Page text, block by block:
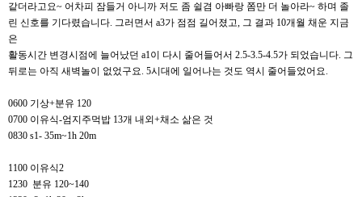
같더라고요~ 어차피 잠들거 아니까 저도 좀 쉴겸 아빠랑 쫌만 더 놀아라~ 하며 졸
린 신호를 기다렸습니다. 그러면서 a3가 점점 길어졌고, 그 결과 10개월 채운 지금
은
활동시간 변경시점에 늘어났던 a1이 다시 줄어들어서 2.5-3.5-4.5가 되었습니다. 그
뒤로는 아직 새벽놀이 없었구요. 5시대에 일어나는 것도 역시 줄어들었어요.
0600 기상+분유 120
0700 이유식-엄지주먹밥 13개 내외+채소 삶은 것
0830 s1- 35m~1h 20m
1100 이유식2
1230 분유 120~140